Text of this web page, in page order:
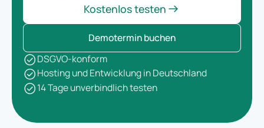
Kostenlos testen
Demotermin buchen
DSGVO-konform
Hosting und Entwicklung in Deutschland
14 Tage unverbindlich testen